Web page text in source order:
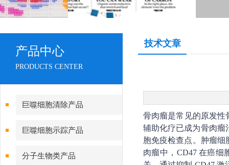
产品中心
PRODUCTS CENTER
巨噬细胞清除产品
巨噬细胞示踪产品
分子生物类产品
技术文章
骨肉瘤是常见的原发性
辅助化疗已成为骨肉瘤
胞免疫检查点。肿瘤细
肉瘤中，CD47 在癌细